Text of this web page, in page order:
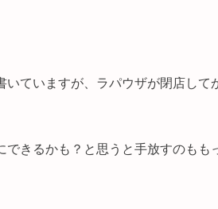
ていますが、ラパウザが閉店して
きるかも？と思うと手放すのもも